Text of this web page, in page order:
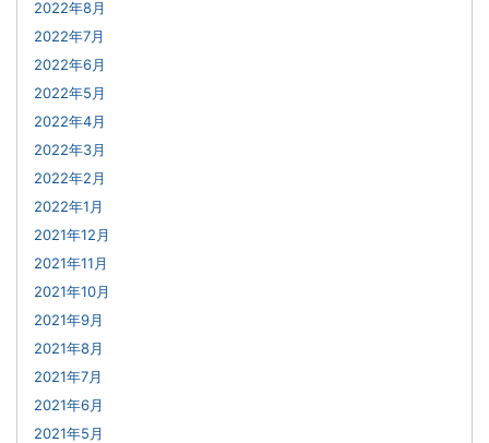
2022年8月
2022年7月
2022年6月
2022年5月
2022年4月
2022年3月
2022年2月
2022年1月
2021年12月
2021年11月
2021年10月
2021年9月
2021年8月
2021年7月
2021年6月
2021年5月